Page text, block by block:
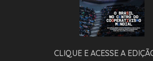
CLIQUE E ACESSE A